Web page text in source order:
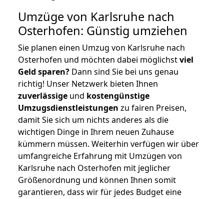
Umzüge von Karlsruhe nach
Osterhofen: Günstig umziehen
Sie planen einen Umzug von Karlsruhe nach
Osterhofen und möchten dabei möglichstviel
Geld sparen? Dann sind Sie bei uns genau
richtig! Unser Netzwerk bieten Ihnen
zuverlässige und kostengünstige
Umzugsdienstleistungen zu fairen Preisen,
damit Sie sich um nichts anderes als die
wichtigen Dinge in Ihrem neuen Zuhause
kümmern müssen. Weiterhin verfügen wir über
umfangreiche Erfahrung mit Umzügen von
Karlsruhe nach Osterhofen mit jeglicher
Größenordnung und können Ihnen somit
garantieren, dass wir für jedes Budget eine